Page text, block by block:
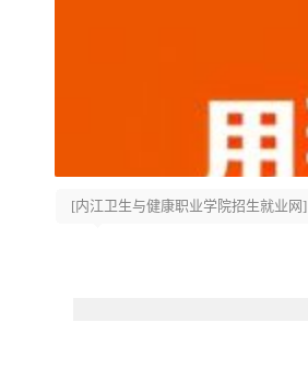
[内江卫生与健康职业学院招生就业网]